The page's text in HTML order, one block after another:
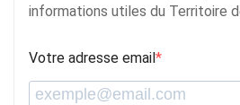
informations utiles du Territoire
Votre adresse email